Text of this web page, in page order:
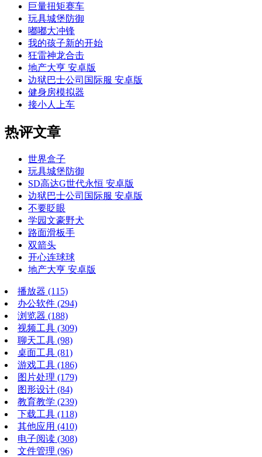
巨量扭矩赛车
玩具城堡防御
嘟嘟大冲锋
我的孩子新的开始
狂雷神龙合击
地产大亨 安卓版
边狱巴士公司国际服 安卓版
健身房模拟器
接小人上车
热评文章
世界盒子
玩具城堡防御
SD高达G世代永恒 安卓版
边狱巴士公司国际服 安卓版
不要眨眼
学园文豪野犬
路面滑板手
双箭头
开心连球球
地产大亨 安卓版
播放器 (115)
办公软件 (294)
浏览器 (188)
视频工具 (309)
聊天工具 (98)
桌面工具 (81)
游戏工具 (186)
图片处理 (179)
图形设计 (84)
教育教学 (239)
下载工具 (118)
其他应用 (410)
电子阅读 (308)
文件管理 (96)